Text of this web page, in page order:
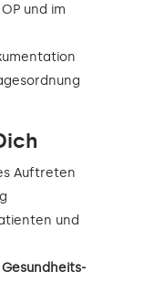
und im
Auftreten
und